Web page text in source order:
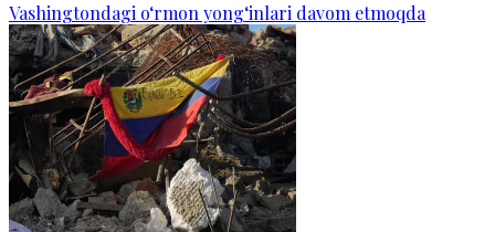
Vashingtondagi o‘rmon yong‘inlari davom etmoqda